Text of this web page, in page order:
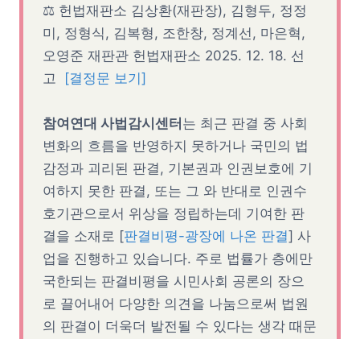
⚖ 헌법재판소 김상환(재판장), 김형두, 정정
미, 정형식, 김복형, 조한창, 정계선, 마은혁,
오영준 재판관 헌법재판소 2025. 12. 18. 선
고
[결정문 보기]
참여연대 사법감시센터는 최근 판결 중 사회
변화의 흐름을 반영하지 못하거나 국민의 법
감정과 괴리된 판결, 기본권과 인권보호에 기
여하지 못한 판결, 또는 그 와 반대로 인권수
호기관으로서 위상을 정립하는데 기여한 판
결을 소재로 [판결비평-광장에 나온 판결] 사
업을 진행하고 있습니다. 주로 법률가 층에만
국한되는 판결비평을 시민사회 공론의 장으
로 끌어내어 다양한 의견을 나눔으로써 법원
의 판결이 더욱더 발전될 수 있다는 생각 때문